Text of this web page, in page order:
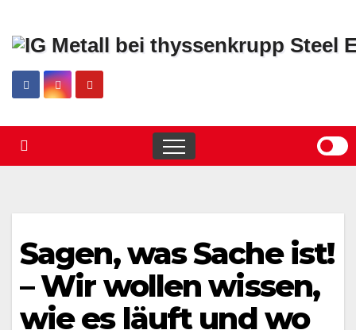
Sagen, was Sache ist!
– Wir wollen wissen,
wie es läuft und wo